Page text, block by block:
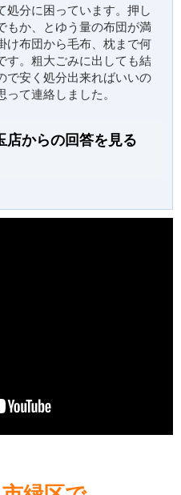
処分に困っています。押し
もか、とゆう量の布団が満
け布団から毛布、枕まで何
す。粗大ごみに出しても結
で安く処分出来ればいいの
って連絡しました。
店からの回答を見る